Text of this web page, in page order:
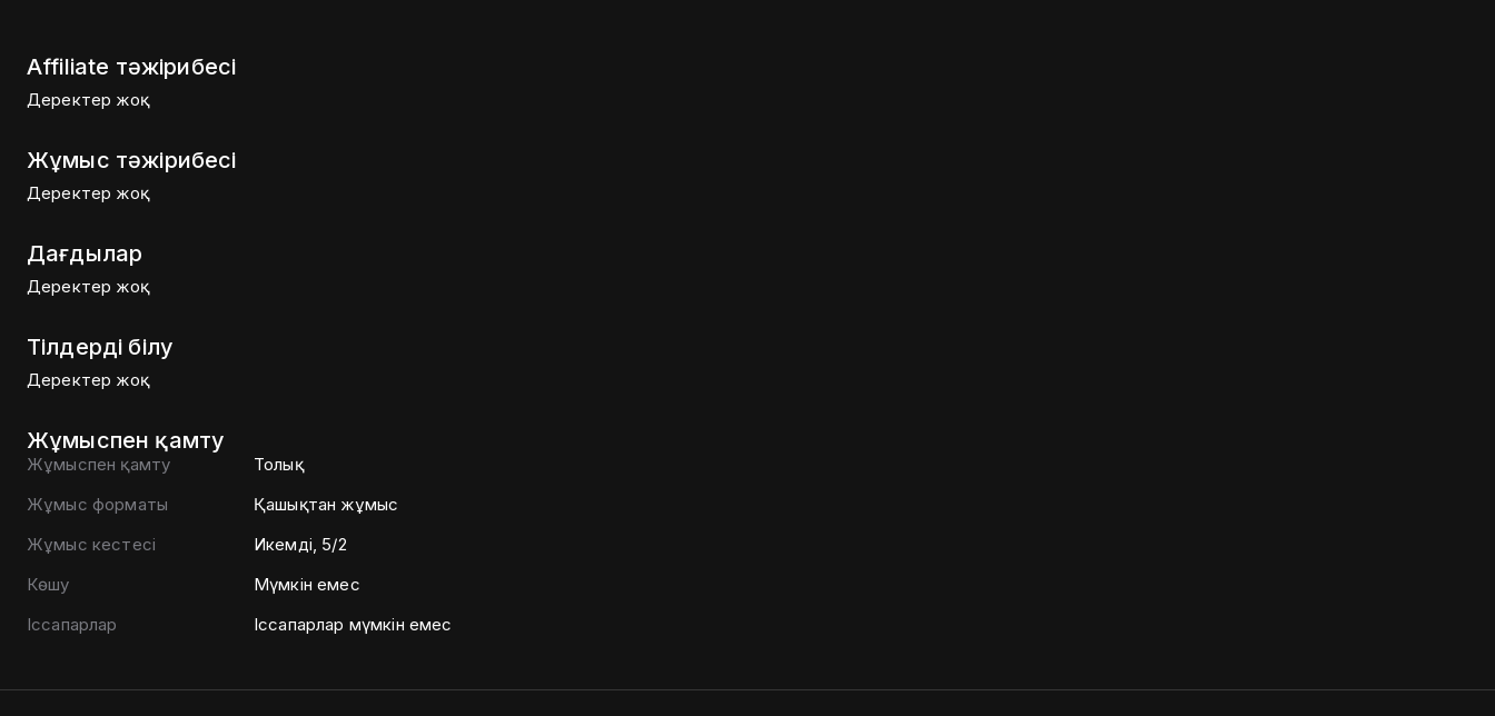
Affiliate тәжірибесі
Деректер жоқ
Жұмыс тәжірибесі
Деректер жоқ
Дағдылар
Деректер жоқ
Тілдерді білу
Деректер жоқ
Жұмыспен қамту
Жұмыспен қамту
Толық
Жұмыс форматы
Қашықтан жұмыс
Жұмыс кестесі
Икемді, 5/2
Көшу
Мүмкін емес
Іссапарлар
Іссапарлар мүмкін емес